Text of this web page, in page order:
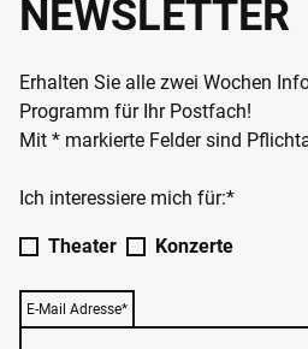
NEWSLETTER
Erhalten Sie alle zwei Wochen
Programm für Ihr Postfach!
Mit * markierte Felder sind
Ich interessiere mich für:*
Theater Konzerte
E-Mail Adresse*